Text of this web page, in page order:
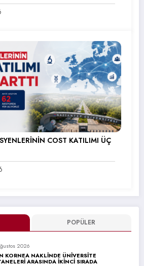
POPÜLER
2026
KORNEA NAKLİNDE ÜNİVERSİTE
ARASINDA İKİNCİ SIRADA
COST KATILIMI ÜÇ